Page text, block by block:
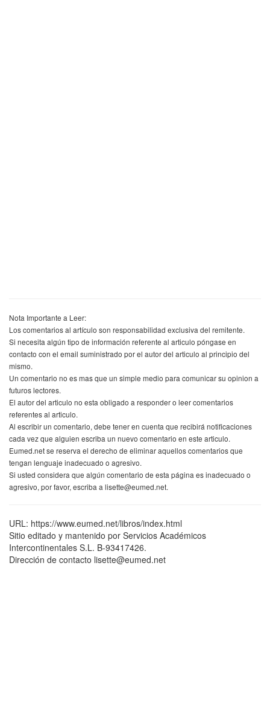
Nota Importante a Leer:
Los comentarios al artículo son responsabilidad exclusiva del remitente.
Si necesita algún tipo de información referente al articulo póngase en
contacto con el email suministrado por el autor del articulo al principio del
mismo.
Un comentario no es mas que un simple medio para comunicar su opinion a
futuros lectores.
El autor del articulo no esta obligado a responder o leer comentarios
referentes al articulo.
Al escribir un comentario, debe tener en cuenta que recibirá notificaciones
cada vez que alguien escriba un nuevo comentario en este articulo.
Eumed.net se reserva el derecho de eliminar aquellos comentarios que
tengan lenguaje inadecuado o agresivo.
Si usted considera que algún comentario de esta página es inadecuado o
agresivo, por favor, escriba a lisette@eumed.net.
URL: https://www.eumed.net/libros/index.html
Sitio editado y mantenido por Servicios Académicos
Intercontinentales S.L. B-93417426.
Dirección de contacto lisette@eumed.net